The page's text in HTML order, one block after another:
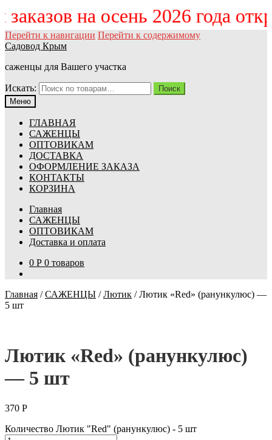
заказов на осень 2026 года
Перейти к навигации Перейти к содержимому
Садовод Крым
саженцы для Вашего участка
Искать:
Поиск
Меню
ГЛАВНАЯ
САЖЕНЦЫ
ОПТОВИКАМ
ДОСТАВКА
ОФОРМЛЕНИЕ ЗАКАЗА
КОНТАКТЫ
КОРЗИНА
Главная
САЖЕНЦЫ
ОПТОВИКАМ
Доставка и оплата
0 Р 0 товаров
Главная /САЖЕНЦЫ /Лютик /Лютик «Red» (ранункулюс) —
5 шт
Лютик «Red» (ранункулюс)
— 5 шт
370 Р
Количество Лютик "Red" (ранункулюс) - 5 шт